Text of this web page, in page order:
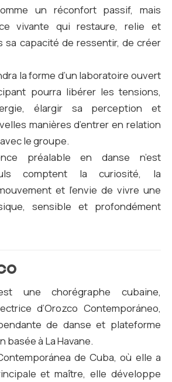
un réconfort passif, mais
vivante qui restaure, relie et
sa capacité de ressentir, de créer
la forme d’un laboratoire ouvert
pourra libérer les tensions,
élargir sa perception et
manières d’entrer en relation
le groupe.
préalable en danse n’est
comptent la curiosité, la
et l’envie de vivre une
sensible et profondément
une chorégraphe cubaine,
d’Orozco Contemporáneo,
de danse et plateforme
basée à La Havane.
de Cuba, où elle a
et maître, elle développe